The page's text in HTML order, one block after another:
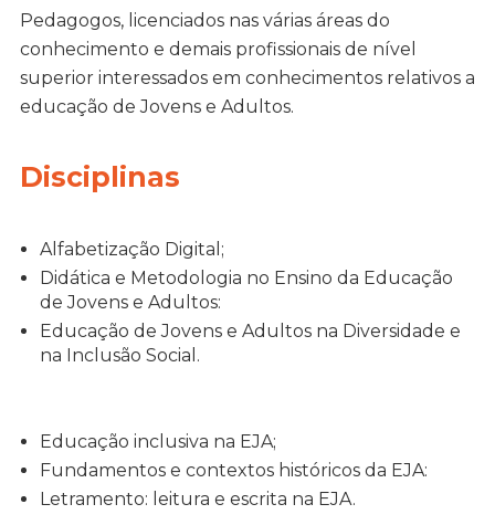
Pedagogos, licenciados nas várias áreas do
conhecimento e demais profissionais de nível
superior interessados em conhecimentos relativos a
educação de Jovens e Adultos.
Disciplinas
Alfabetização Digital;
Didática e Metodologia no Ensino da Educação
de Jovens e Adultos:
Educação de Jovens e Adultos na Diversidade e
na Inclusão Social.
Educação inclusiva na EJA;
Fundamentos e contextos históricos da EJA:
Letramento: leitura e escrita na EJA.